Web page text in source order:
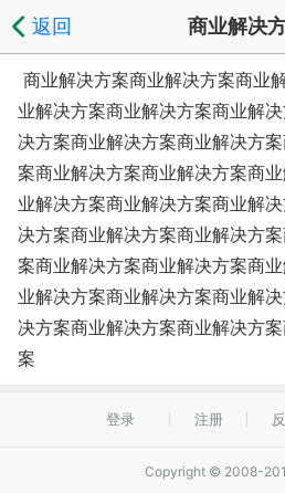
返回 商业解决
商业解决方案商业解决方案商业
业解决方案商业解决方案商业解
决方案商业解决方案商业解决方
案商业解决方案商业解决方案商
业解决方案商业解决方案商业解
决方案商业解决方案商业解决方
案商业解决方案商业解决方案商
业解决方案商业解决方案商业解
决方案商业解决方案商业解决方
案
登录 注册
Copyright © 2008-